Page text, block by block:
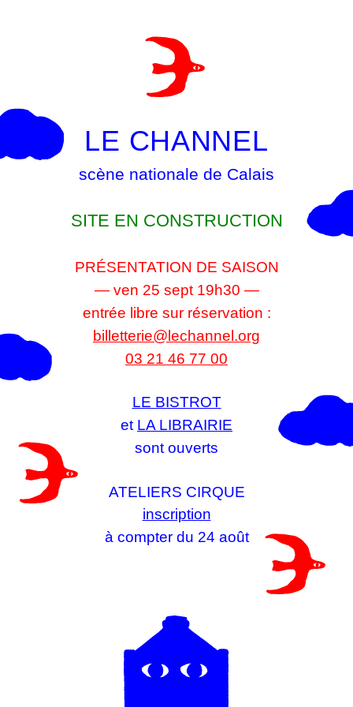
LE CHANNEL
scène nationale de Calais
SITE EN CONSTRUCTION
PRÉSENTATION DE SAISON
— ven 25 sept 19h30 —
entrée libre sur réservation :
billetterie@lechannel.org
03 21 46 77 00
LE BISTROT
et LA LIBRAIRIE
sont ouverts
ATELIERS CIRQUE
inscription
à compter du 24 août